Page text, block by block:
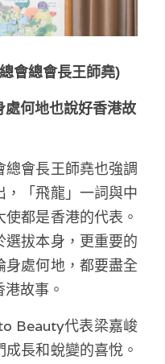
會總會長王師堯)
何地也說好香港故
總會長王師堯也強調
，「飛龍」一詞與中
都是香港的代表。
選拔本身，更重要的
身處何地，都要盡全
故事。
Beauty代表梁嘉峻
長和蛻變的喜悅。